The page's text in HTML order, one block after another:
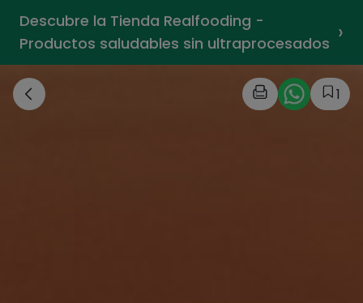
Descubre la Tienda Realfooding -
Productos saludables sin ultraprocesados ›
1